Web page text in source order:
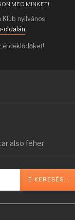
MEG MINKET!
Klub nyilvános
oldalán
érdeklődőket!
Type 2 or more
KERESÉS...